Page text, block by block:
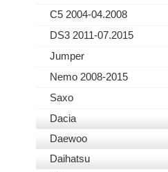
C5 2004-04.2008
DS3 2011-07.2015
Jumper
Nemo 2008-2015
Saxo
Dacia
Daewoo
Daihatsu